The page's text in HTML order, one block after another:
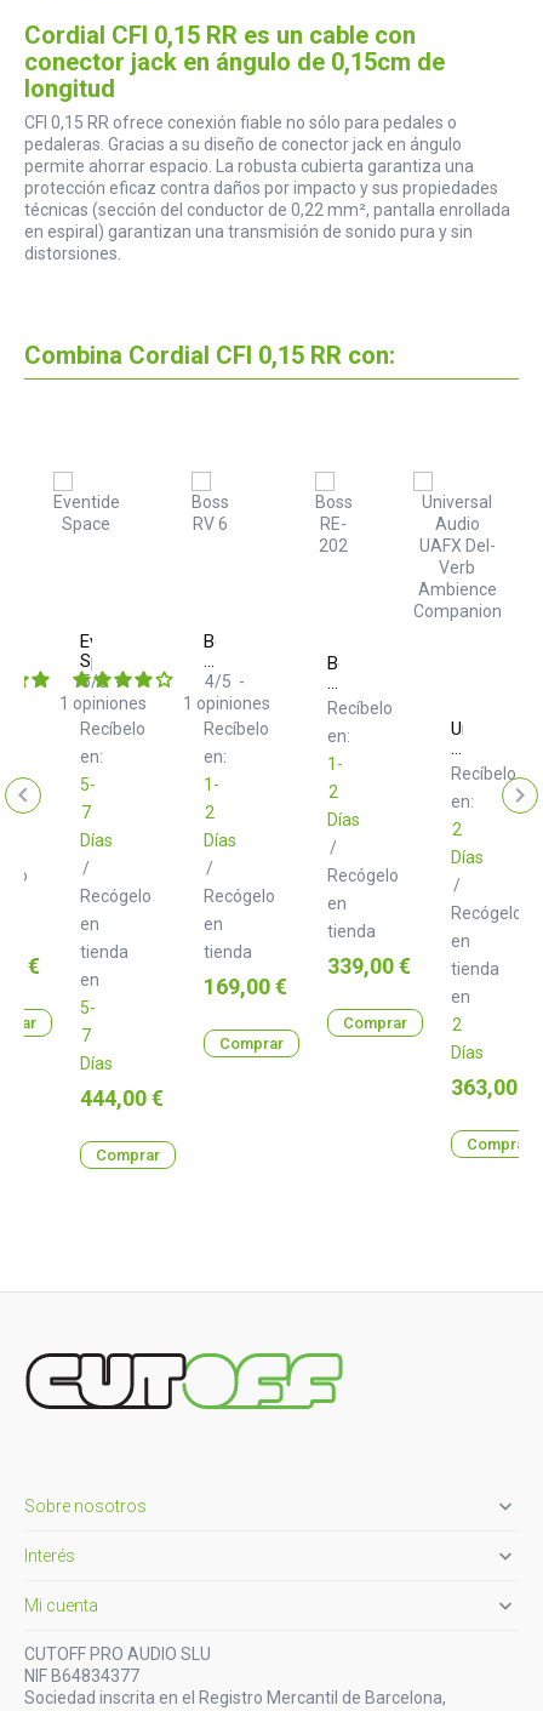
Cordial CFI 0,15 RR es un cable con
conector jack en ángulo de 0,15cm de
longitud
CFI 0,15 RR ofrece conexión fiable no sólo para pedales o
pedaleras. Gracias a su diseño de conector jack en ángulo
permite ahorrar espacio. La robusta cubierta garantiza una
protección eficaz contra daños por impacto y sus propiedades
técnicas (sección del conductor de 0,22 mm², pantalla enrollada
en espiral) garantizan una transmisión de sonido pura y sin
distorsiones.
Combina Cordial CFI 0,15 RR con:
€
Eventide
Space
Recíbelo
en:
5-
7
Días
/
Recógelo
en
tienda
en
5-
7
Días
5/5-
1 opiniones
Precio
444,00 €
Comprar
Boss
RV
6
Recíbelo
en:
1-
2
Días
/
Recógelo
en
tienda
4/5 -
1 opiniones
Precio
169,00 €
Comprar
Boss
RE-
202
Recíbelo
en:
1-
2
Días
/
Recógelo
en
tienda
Precio
339,00 €
Comprar
Universal
Audio
UAFX
Del-
Verb
Ambience
Companion
Recíbelo
en:
2
Días
/
Recógelo
en
tienda
en
2
Días
Precio
363,00 €
Comprar
Sobre nosotros 
Interés 
Mi cuenta 
CUTOFF PRO AUDIO SLU
NIF B64834377
Sociedad inscrita en el Registro Mercantil de Barcelona,